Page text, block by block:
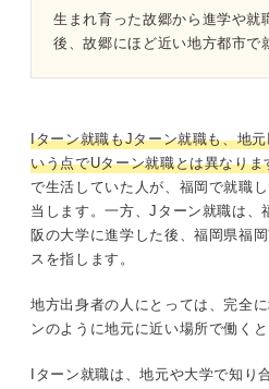
生まれ育った故郷から進学や就
後、故郷にほど近い地方都市で
Iターン就職もJターン就職も、地
いう点でUターン就職とは異なりま
で生活していた人が、福岡で就職
当します。一方、Jターン就職は、
阪の大学に進学した後、福岡県福
スを指します。
地方出身者の人にとっては、完全
ンのように地元に近い場所で働く
Iターン就職は、地元や大学で知り